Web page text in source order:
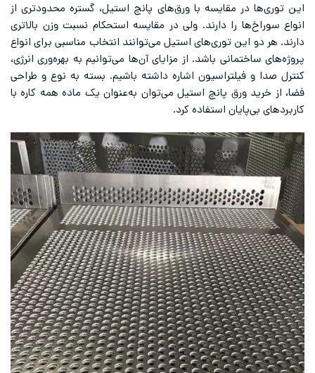
این توری‌ها در مقایسه با ورق‌های پانچ استیل، گستره محدود‌تری از
انواع سوراخ‌ها را دارند. ولی در مقایسه استحکام نسبت وزن بالاتری
دارند. هر دو این توری‌های استیل می‌توانند انتخاب مناسبی برای انواع
پروژه‌های ساختمانی باشد. از مزایای آن‌ها می‌توانیم به بهره‌وری انرژی،
کنترل صدا و فیلتراسیون اشاره داشته باشیم. بسته به نوع و طراحی
فضا، از خرید ورق پانچ استیل می‌توان به‌عنوان یک ماده همه کاره با
کاربردهای بی‌پایان استفاده کرد.